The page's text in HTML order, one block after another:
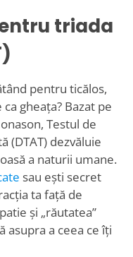
triada
pentru ticălos,
gheața? Bazat pe
Testul de
(DTAT) dezvăluie
a naturii umane.
sau ești secret
ta față de
și „răutatea”
asupra a ceea ce îți